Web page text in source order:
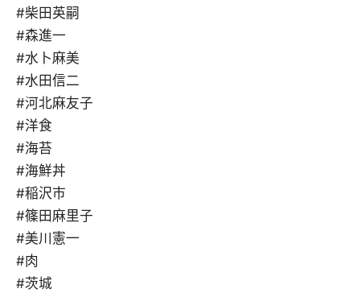
#柴田英嗣
#森進一
#水卜麻美
#水田信二
#河北麻友子
#洋食
#海苔
#海鮮丼
#稲沢市
#篠田麻里子
#美川憲一
#肉
#茨城